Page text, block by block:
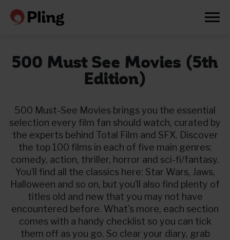
Prøv en måned gratis
500 Must See Movies (5th
Edition)
500 Must-See Movies brings you the essential
selection every film fan should watch, curated by
the experts behind Total Film and SFX. Discover
the top 100 films in each of five main genres:
comedy, action, thriller, horror and sci-fi/fantasy.
You’ll find all the classics here: Star Wars, Jaws,
Halloween and so on, but you’ll also find plenty of
titles old and new that you may not have
encountered before. What's more, each section
comes with a handy checklist so you can tick
them off as you go. So clear your diary, grab